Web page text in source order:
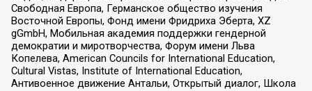
Свободная Европа, Германское общество изучения
Восточной Европы, Фонд имени Фридриха Эберта, XZ
gGmbH, Мобильная академия поддержки гендерной
демократии и миротворчества, Форум имени Льва
Копелева, American Councils for International Education,
Cultural Vistas, Institute of International Education,
Антивоенное движение Антальи, Открытый диалог, Школа